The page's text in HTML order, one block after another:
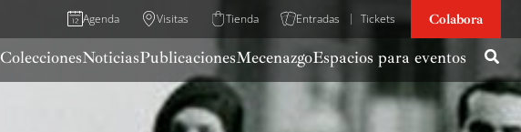
Agenda Visitas Tienda Entradas Tickets Colabora
ColeccionesNoticiasPublicacionesMecenazgoEspacios para eventos